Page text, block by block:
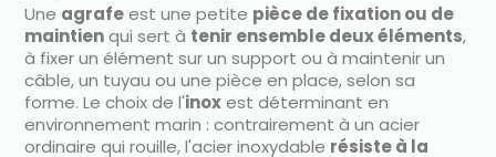
Une agrafeest une petite pièce de fixation ou de
maintienqui sert à tenir ensemble deux éléments,
à fixer un élément sur un support ou à maintenir un
câble, un tuyau ou une pièce en place, selon sa
forme. Le choix de l'inoxest déterminant en
environnement marin : contrairement à un acier
ordinaire qui rouille, l'acier inoxydable résiste à la